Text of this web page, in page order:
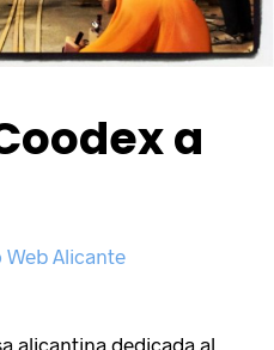
a
Web Alicante
alicantina dedicada al